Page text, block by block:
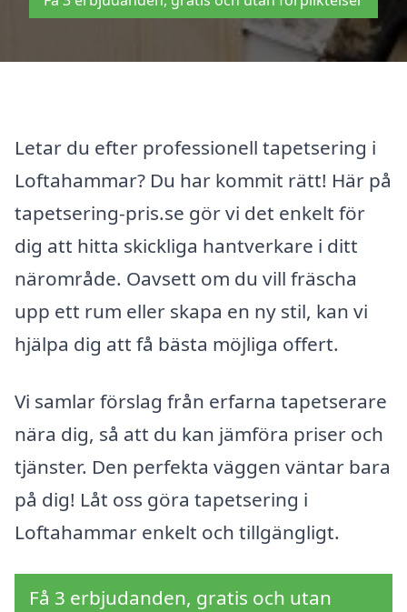
Letar du efter professionell tapetsering i
Loftahammar? Du har kommit rätt! Här på
tapetsering-pris.se gör vi det enkelt för
dig att hitta skickliga hantverkare i ditt
närområde. Oavsett om du vill fräscha
upp ett rum eller skapa en ny stil, kan vi
hjälpa dig att få bästa möjliga offert.
Vi samlar förslag från erfarna tapetserare
nära dig, så att du kan jämföra priser och
tjänster. Den perfekta väggen väntar bara
på dig! Låt oss göra tapetsering i
Loftahammar enkelt och tillgängligt.
Få 3 erbjudanden, gratis och utan